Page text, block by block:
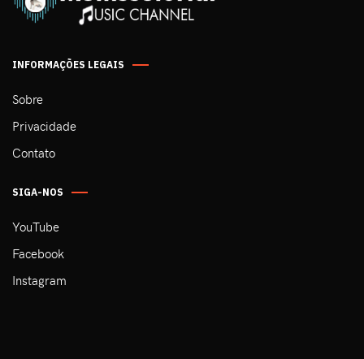
INFORMAÇÕES LEGAIS
Sobre
Privacidade
Contato
SIGA-NOS
YouTube
Facebook
Instagram